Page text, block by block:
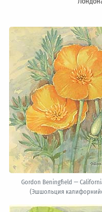
Gordon Beningfield —
(Эшшольция